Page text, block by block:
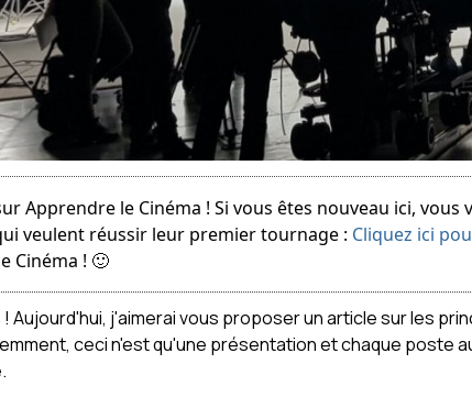
Apprendre le Cinéma ! Si vous êtes nouveau ici,
veulent réussir leur premier tournage : Cliquez ici
Cinéma ! 🙂
Aujourd'hui, j'aimerai vous proposer un article sur les
ceci n'est qu'une présentation et chaque poste